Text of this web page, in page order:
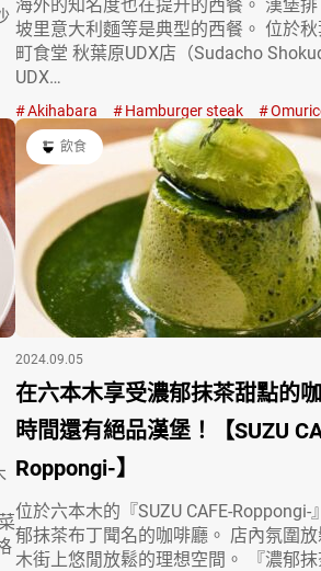
海外的知名度也在提升的西餐。 漢堡
坡里意大利麵等是典型的西餐。 位於
町食堂 秋葉原UDX店（Sudacho
UDX…
Akihabara Hamburger steak
飲食
2024.09.05
在六本木享受濃郁抹茶甜點的
時間還有絕品漢堡！【SUZU
Roppongi-】
位於六本木的『SUZU CAFE-Roppongi-
郁抹茶布丁聞名的咖啡廳。 店內氛圍
木街上悠閒放鬆的理想空間。 『濃郁